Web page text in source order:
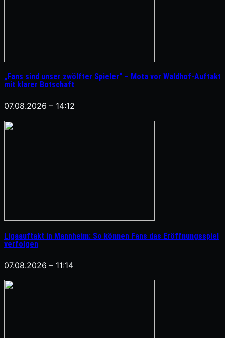
„Fans sind unser zwölfter Spieler“ – Mota vor Waldhof-Auftakt
mit klarer Botschaft
07.08.2026 – 14:12
Ligaauftakt in Mannheim: So können Fans das Eröffnungsspiel
verfolgen
07.08.2026 – 11:14